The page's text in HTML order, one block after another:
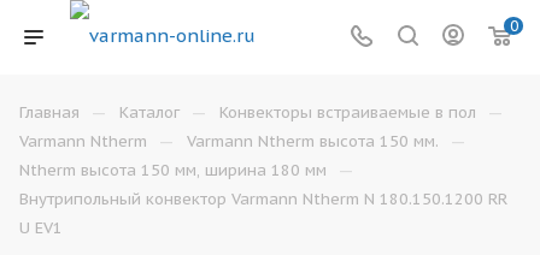
0
Главная — Каталог — Конвекторы встраиваемые в пол —
Varmann Ntherm — Varmann Ntherm высота 150 мм. —
Ntherm высота 150 мм, ширина 180 мм —
Внутрипольный конвектор Varmann Ntherm N 180.150.1200 RR
U EV1